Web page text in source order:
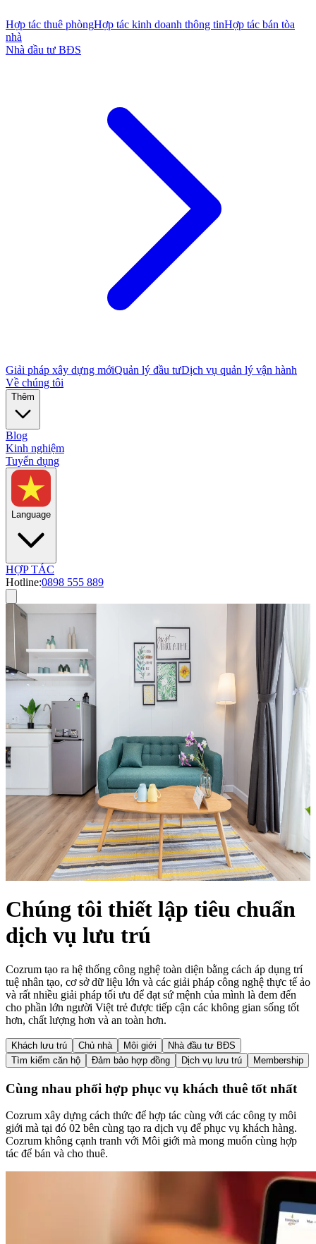
Hợp tác thuê phòngHợp tác kinh doanh thông tinHợp tác bán tòa
nhà
Nhà đầu tư BĐS
Giải pháp xây dựng mớiQuản lý đầu tưDịch vụ quản lý vận hành
Về chúng tôi
Thêm
Blog
Kinh nghiệm
Tuyển dụng
Language
HỢP TÁC
Hotline:0898 555 889
Chúng tôi thiết lập tiêu chuẩn
dịch vụ lưu trú
Cozrum tạo ra hệ thống công nghệ toàn diện bằng cách áp dụng trí
tuệ nhân tạo, cơ sở dữ liệu lớn và các giải pháp công nghệ thực tế ảo
và rất nhiều giải pháp tối ưu để đạt sứ mệnh của mình là đem đến
cho phần lớn người Việt trẻ được tiếp cận các không gian sống tốt
hơn, chất lượng hơn và an toàn hơn.
Khách lưu trú Chủ nhà Môi giới
Nhà đầu tư BĐS
Tìm kiếm căn hộ
Đảm bảo hợp đồng Dịch vụ lưu trú Membership
Cùng nhau phối hợp phục vụ khách thuê tốt nhất
Cozrum xây dựng cách thức để hợp tác cùng với các công ty môi
giới mà tại đó 02 bên cùng tạo ra dịch vụ để phục vụ khách hàng.
Cozrum không cạnh tranh với Môi giới mà mong muốn cùng hợp
tác để bán và cho thuê.